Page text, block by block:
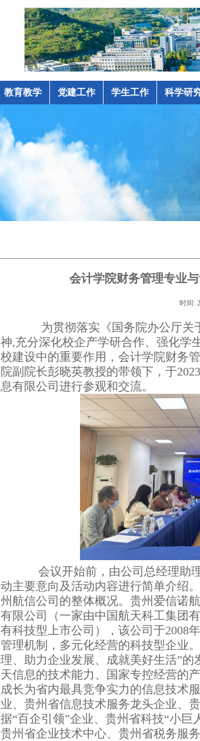
教育教学 党建工作 学生工作 科学研
会计学院财务管理专业
时间:
为贯彻落实《国务院办公厅
神,充分深化校企产学研合作、强化学
校建设中的重要作用，会计学院财务
院副院长彭晓英教授的带领下，于
息有限公司进行参观和交流。
会议开始前，由公司总经理助
动主要意向及活动内容进行简单介绍
州航信公司的整体概况。贵州爱信诺
有限公司（一家由中国航天科工集团
有科技型上市公司），该公司于2008
管理机制，多元化经营的科技型企业
理、助力企业发展、成就美好生活”
天信息的技术能力、国家专控经营的
成长为省内最具竞争实力的信息技术
业、贵州省信息技术服务龙头企业、
据“百企引领”企业、贵州省科技“小巨
贵州省企业技术中心、贵州省税务服